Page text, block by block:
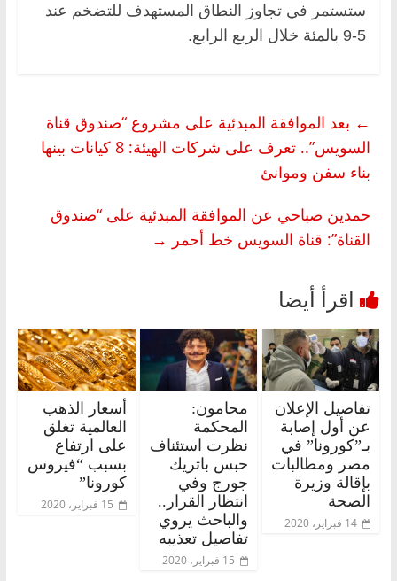
ستستمر في تجاوز النطاق المستهدف للتضخم عند
5-9 بالمئة خلال الربع الرابع.
← بعد الموافقة المبدئية على مشروع “صندوق قناة
السويس”.. تعرف على شركات الهيئة: 8 كيانات بينها
بناء سفن وموانئ
حمدين صباحي عن الموافقة المبدئية على “صندوق
القناة”: قناة السويس خط أحمر →
تفاصيل الإعلان
عن أول إصابة
بـ”كورونا” في
مصر ومطالبات
بإقالة وزيرة
الصحة
14 فبراير، 2020
محامون:
المحكمة
نظرت استئناف
حبس باتريك
جورج وفي
انتظار القرار..
والباحث يروي
تفاصيل تعذيبه
15 فبراير، 2020
أسعار الذهب
العالمية تغلق
على ارتفاع
بسبب “فيروس
كورونا”
15 فبراير، 2020